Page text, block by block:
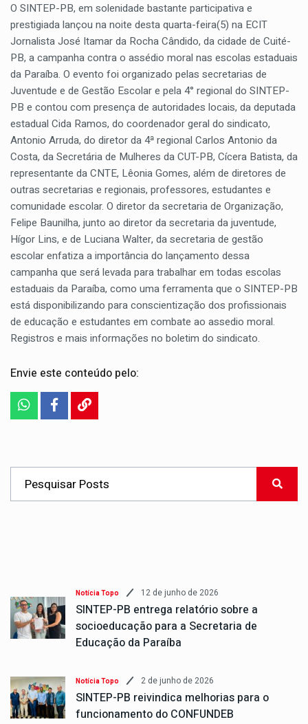
O SINTEP-PB, em solenidade bastante participativa e
prestigiada lançou na noite desta quarta-feira(5) na ECIT
Jornalista José Itamar da Rocha Cândido, da cidade de Cuité-
PB, a campanha contra o assédio moral nas escolas estaduais
da Paraíba. O evento foi organizado pelas secretarias de
Juventude e de Gestão Escolar e pela 4° regional do SINTEP-
PB e contou com presença de autoridades locais, da deputada
estadual Cida Ramos, do coordenador geral do sindicato,
Antonio Arruda, do diretor da 4ª regional Carlos Antonio da
Costa, da Secretária de Mulheres da CUT-PB, Cícera Batista, da
representante da CNTE, Lêonia Gomes, além de diretores de
outras secretarias e regionais, professores, estudantes e
comunidade escolar. O diretor da secretaria de Organização,
Felipe Baunilha, junto ao diretor da secretaria da juventude,
Hígor Lins, e de Luciana Walter, da secretaria de gestão
escolar enfatiza a importância do lançamento dessa
campanha que será levada para trabalhar em todas escolas
estaduais da Paraíba, como uma ferramenta que o SINTEP-PB
está disponibilizando para conscientização dos profissionais
de educação e estudantes em combate ao assedio moral.
Registros e mais informações no boletim do sindicato.
Envie este conteúdo pelo:
Notícia Topo 12 de junho de 2026
SINTEP-PB entrega relatório sobre a
socioeducação para a Secretaria de
Educação da Paraíba
Notícia Topo 2 de junho de 2026
SINTEP-PB reivindica melhorias para o
funcionamento do CONFUNDEB